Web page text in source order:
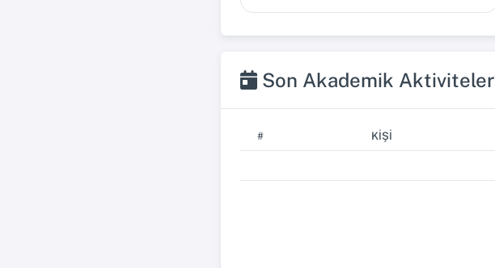
Son Akademik Aktiviteler
# KIŞI